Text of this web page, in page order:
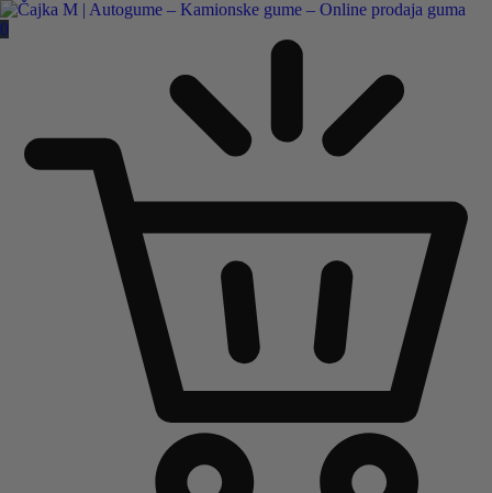
+381 32 5461 011 ili nam pišite: office@cajkam.rs
KAKO DO NAS
0